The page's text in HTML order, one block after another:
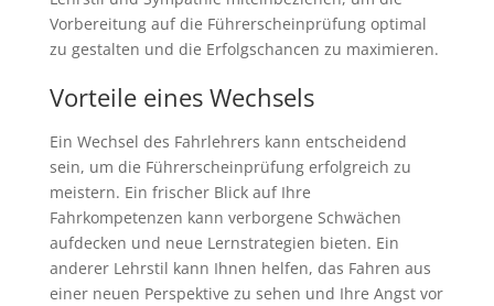
Vorbereitung auf die Führerscheinprüfung optimal
zu gestalten und die Erfolgschancen zu maximieren.
Vorteile eines Wechsels
Ein Wechsel des Fahrlehrers kann entscheidend
sein, um die Führerscheinprüfung erfolgreich zu
meistern. Ein frischer Blick auf Ihre
Fahrkompetenzen kann verborgene Schwächen
aufdecken und neue Lernstrategien bieten. Ein
anderer Lehrstil kann Ihnen helfen, das Fahren aus
einer neuen Perspektive zu sehen und Ihre Angst vor